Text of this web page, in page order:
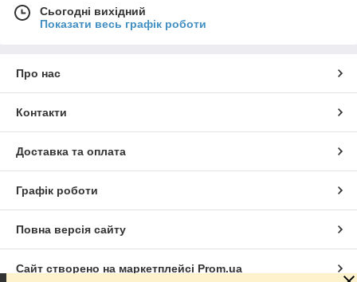
Сьогодні вихідний
Показати весь графік роботи
Про нас
Контакти
Доставка та оплата
Графік роботи
Повна версія сайту
Сайт створено на маркетплейсі Prom.ua